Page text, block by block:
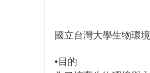
國立台灣大學生物環
•目的